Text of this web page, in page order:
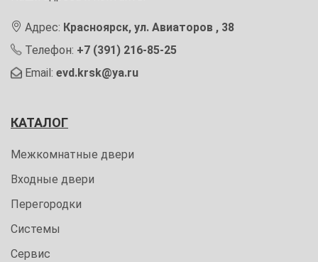
Адрес: Красноярск, ул. Авиаторов , 38
Телефон: +7 (391) 216-85-25
Email: evd.krsk@ya.ru
КАТАЛОГ
Межкомнатные двери
Входные двери
Перегородки
Системы
Сервис